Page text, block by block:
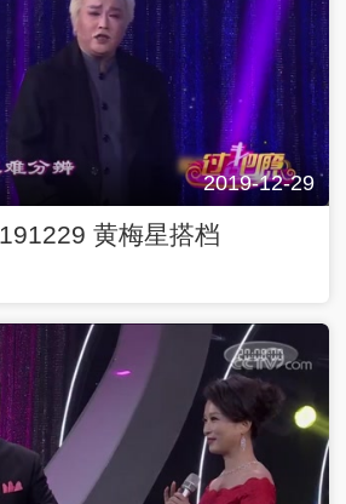
2019-12-29
黄梅星搭档